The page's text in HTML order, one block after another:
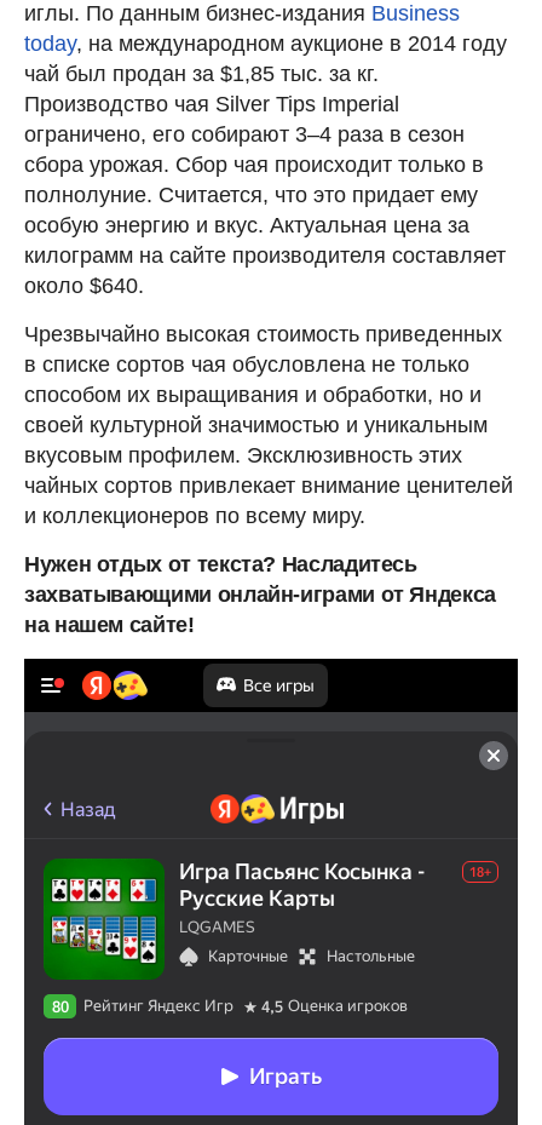
иглы. По данным бизнес-издания Business
today, на международном аукционе в 2014 году
чай был продан за $1,85 тыс. за кг.
Производство чая Silver Tips Imperial
ограничено, его собирают 3–4 раза в сезон
сбора урожая. Сбор чая происходит только в
полнолуние. Считается, что это придает ему
особую энергию и вкус. Актуальная цена за
килограмм на сайте производителя составляет
около $640.
Чрезвычайно высокая стоимость приведенных
в списке сортов чая обусловлена не только
способом их выращивания и обработки, но и
своей культурной значимостью и уникальным
вкусовым профилем. Эксклюзивность этих
чайных сортов привлекает внимание ценителей
и коллекционеров по всему миру.
Нужен отдых от текста? Насладитесь
захватывающими онлайн-играми от Яндекса
на нашем сайте!